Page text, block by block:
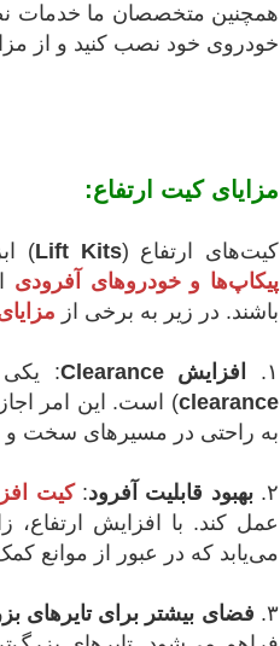
همچنین متخصصان ما خدمات
خودروی خود نصب کنید و از
مزایای کیت ارتفاع:
کیت‌های ارتفاع (Lift Kits
)
پیکاپ‌ها و خودروهای آفرودی
باشند. در زیر به برخی از
۱. افزایش Clearance : یکی
clearance) است. این امر
به راحتی در مسیرهای سخت و
۲. بهبود قابلیت آفرود:کیت‌
می‌یابد که در عبور از موانع
۳. فضای بیشتر برای تایرهای